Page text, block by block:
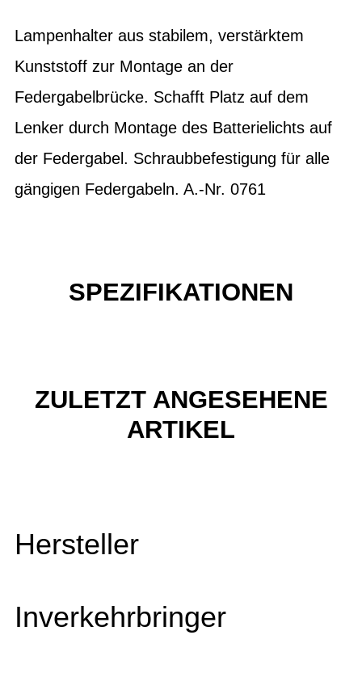
Lampenhalter aus stabilem, verstärktem
Kunststoff zur Montage an der
Federgabelbrücke. Schafft Platz auf dem
Lenker durch Montage des Batterielichts auf
der Federgabel. Schraubbefestigung für alle
gängigen Federgabeln. A.-Nr. 0761
SPEZIFIKATIONEN
ZULETZT ANGESEHENE
ARTIKEL
Hersteller
Inverkehrbringer